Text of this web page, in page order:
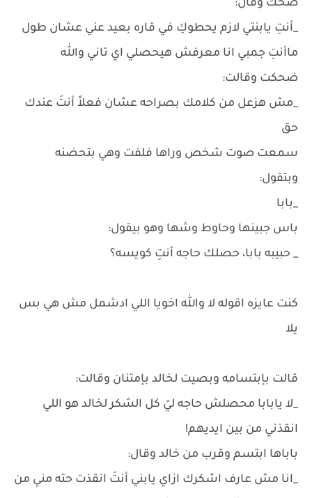
ضحك وقال:
_أنتِ يابنتي لازم يحطوكِ في قاره بعيد عني عشان طول
ماأنتِ جمبي انا معرفش هيحصلي اي تاني والله
ضحكت وقالت:
_مش هزعل من كلامك بصراحه عشان فعلاً أنتَ عندك
حق
سمعت صوت شخص وراها فلفت وهي بتحضنه
وبتقول:
_بابا
باس جبينها وحاوط وشها وهو بيقول:
_ حبيبه بابا، حصلك حاجه أنتِ كويسه؟
كنت عايزه اقوله لا والله اخويا اللي ادشمل مش هي بس
يلا
قالت بإبتسامه وبصيت لخالد بإمتنان وقالت:
_لا يابابا محصلش حاجه ليّ كل الشكر لخالد هو اللي
انقذني من بين ايديهم!
باباها ابتسم وقرب من خالد وقال:
_انا مش عارف اشكرك ازاي يابني أنتَ انقذت حته مني من